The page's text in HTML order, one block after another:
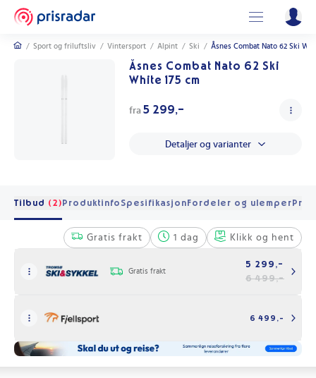
/ Sport og friluftsliv / Vintersport / Alpint / Ski / Åsnes Combat Nato 62 Ski
Åsnes Combat Nato 62 Ski
White 175 cm
fra 5 299,-
Detaljer og varianter
Tilbud (2)Produktinfo SpesifikasjonFordeler og ulemperPris
Gratis frakt 1 dag Klikk og hent
Gratis frakt
5 299,-
6 499,-
6 499,-